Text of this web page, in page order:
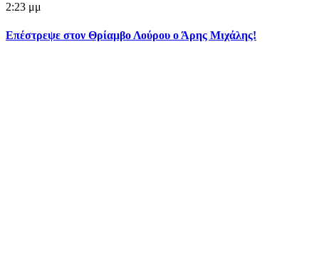
2:23 μμ
Επέστρεψε στον Θρίαμβο Λούρου ο Άρης Μιχάλης!